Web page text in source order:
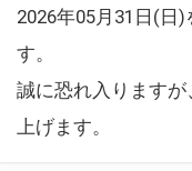
2026年05月31日(日
す。
誠に恐れ入ります
上げます。